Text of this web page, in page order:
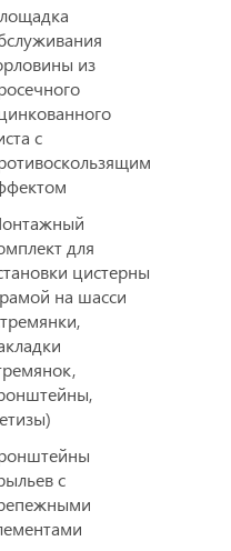
из
с
для
цистерны
на шасси
с